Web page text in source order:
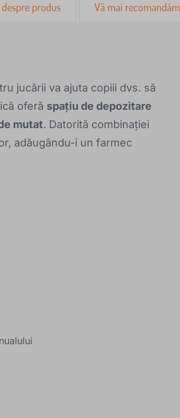
despre produs Vă mai recomandăm
jucării va ajuta copiii dvs. să
oferă spațiu de depozitare
mutat. Datorită combinației
adăugându-i un farmec